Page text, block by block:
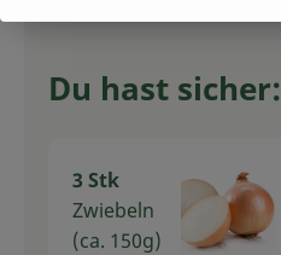
Du hast sicher:
3 Stk
Zwiebeln
(ca. 150g)